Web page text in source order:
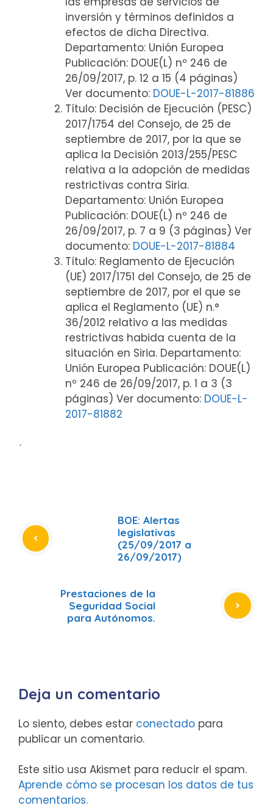
inversión y términos definidos a
efectos de dicha Directiva.
Departamento: Unión Europea
Publicación: DOUE(L) nº 246 de
26/09/2017, p. 12 a 15 (4 páginas)
Ver documento: DOUE-L-2017-81886
Título: Decisión de Ejecución (PESC)
2017/1754 del Consejo, de 25 de
septiembre de 2017, por la que se
aplica la Decisión 2013/255/PESC
relativa a la adopción de medidas
restrictivas contra Siria.
Departamento: Unión Europea
Publicación: DOUE(L) nº 246 de
26/09/2017, p. 7 a 9 (3 páginas) Ver
documento: DOUE-L-2017-81884
Título: Reglamento de Ejecución
(UE) 2017/1751 del Consejo, de 25 de
septiembre de 2017, por el que se
aplica el Reglamento (UE) n.°
36/2012 relativo a las medidas
restrictivas habida cuenta de la
situación en Siria. Departamento:
Unión Europea Publicación: DOUE(L)
nº 246 de 26/09/2017, p. 1 a 3 (3
páginas) Ver documento: DOUE-L-
2017-81882
ᐧ
BOE: Alertas
legislativas
(25/09/2017 a
26/09/2017)
Prestaciones de la
Seguridad Social
para Autónomos.
Deja un comentario
Lo siento, debes estar conectado para
publicar un comentario.
Este sitio usa Akismet para reducir el spam.
Aprende cómo se procesan los datos de tus
comentarios.